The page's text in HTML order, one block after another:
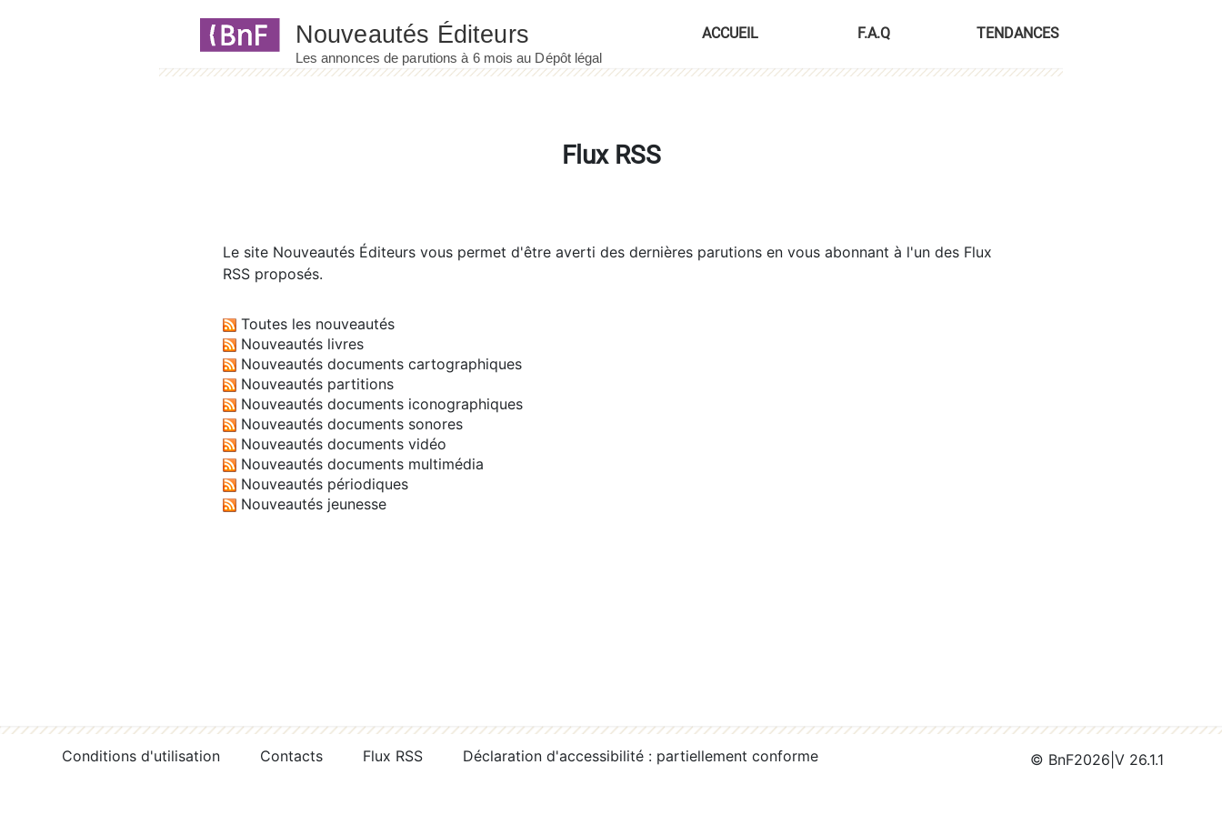
ACCUEIL F.A.Q TENDANCES
Flux RSS
Le site Nouveautés Éditeurs vous permet d'être averti des dernières parutions en vous abonnant à l'un des Flux
RSS proposés.
Toutes les nouveautés
Nouveautés livres
Nouveautés documents cartographiques
Nouveautés partitions
Nouveautés documents iconographiques
Nouveautés documents sonores
Nouveautés documents vidéo
Nouveautés documents multimédia
Nouveautés périodiques
Nouveautés jeunesse
Conditions d'utilisation Contacts Flux RSS Déclaration d'accessibilité : partiellement conforme © BnF2026 V 26.1.1